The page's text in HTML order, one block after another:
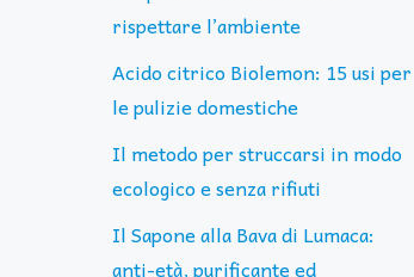
rispettare l’ambiente
Acido citrico Biolemon: 15 usi per
le pulizie domestiche
Il metodo per struccarsi in modo
ecologico e senza rifiuti
Il Sapone alla Bava di Lumaca:
anti-età, purificante ed